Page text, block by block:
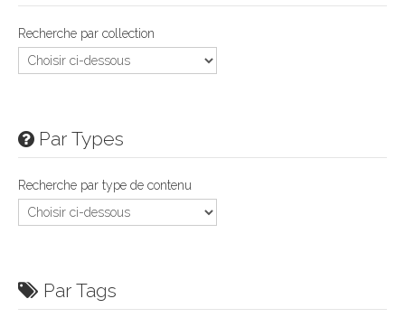
Recherche par collection
Par Types
Recherche par type de contenu
Par Tags